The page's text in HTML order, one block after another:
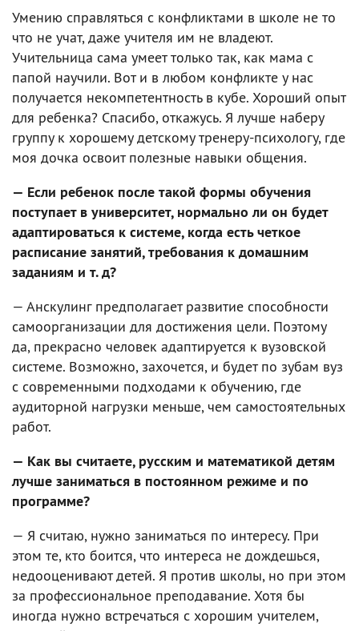
Умению справляться с конфликтами в школе не то
что не учат, даже учителя им не владеют.
Учительница сама умеет только так, как мама с
папой научили. Вот и в любом конфликте у нас
получается некомпетентность в кубе. Хороший опыт
для ребенка? Спасибо, откажусь. Я лучше наберу
группу к хорошему детскому тренеру-психологу, где
моя дочка освоит полезные навыки общения.
— Если ребенок после такой формы обучения
поступает в университет, нормально ли он будет
адаптироваться к системе, когда есть четкое
расписание занятий, требования к домашним
заданиям и т. д?
— Анскулинг предполагает развитие способности
самоорганизации для достижения цели. Поэтому
да, прекрасно человек адаптируется к вузовской
системе. Возможно, захочется, и будет по зубам вуз
с современными подходами к обучению, где
аудиторной нагрузки меньше, чем самостоятельных
работ.
— Как вы считаете, русским и математикой детям
лучше заниматься в постоянном режиме и по
программе?
— Я считаю, нужно заниматься по интересу. При
этом те, кто боится, что интереса не дождешься,
недооценивают детей. Я против школы, но при этом
за профессиональное преподавание. Хотя бы
иногда нужно встречаться с хорошим учителем,